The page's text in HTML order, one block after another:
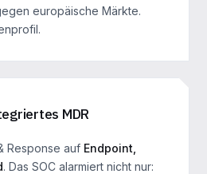
europäische Märkte.
MDR
Response auf Endpoint,
. Das SOC alarmiert nicht nur: